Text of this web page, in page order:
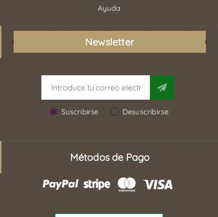
Ayuda
Newsletter
Suscribirse Desuscribirse
Métodos de Pago